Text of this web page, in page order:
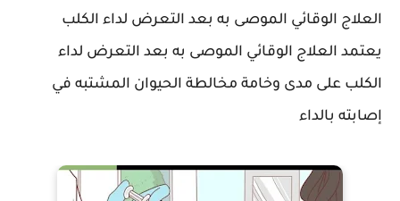
العلاج الوقائي الموصى به بعد التعرض لداء الكلب
يعتمد العلاج الوقائي الموصى به بعد التعرض لداء
الكلب على مدى وخامة مخالطة الحيوان المشتبه في
إصابته بالداء